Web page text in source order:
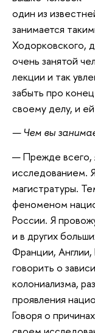
один из
занимается
Ходорковского,
очень занятой
лекции и так
забыть про
своему делу, и
— Чем вы
— Прежде всего,
исследованием.
магистратуры.
феноменом
России. Я
и в других
Франции,
говорить о
колониализма,
проявления
Говоря о